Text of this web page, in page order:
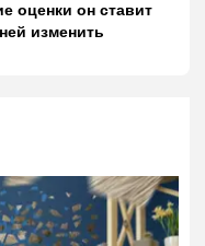
оценки он ставит
изменить